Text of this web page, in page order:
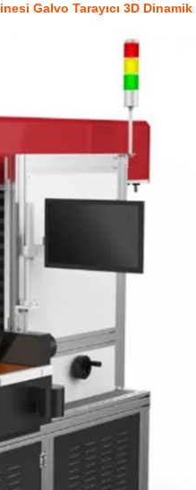
Galvo Tarayıcı 3D Dinamik